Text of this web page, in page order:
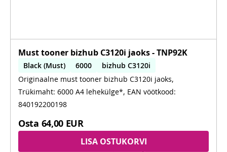
Must tooner bizhub C3120i jaoks - TNP92K
Black (Must) 6000
bizhub C3120i
Originaalne must tooner bizhub C3120i jaoks,
Trükimaht: 6000 A4 lehekülge*, EAN vöötkood:
840192200198
Osta 64,00 EUR
LISA OSTUKORVI